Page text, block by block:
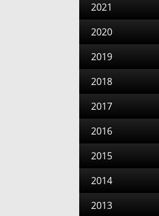
2021
2020
2019
2018
2017
2016
2015
2014
2013